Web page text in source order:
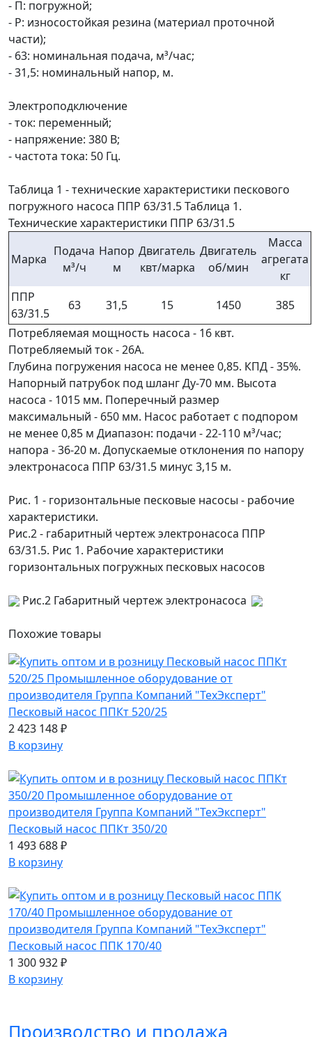
- П: погружной;
- Р: износостойкая резина (материал проточной
части);
- 63: номинальная подача, м³/час;
- 31,5: номинальный напор, м.
Электроподключение
- ток: переменный;
- напряжение: 380 В;
- частота тока: 50 Гц.
Таблица 1 - технические характеристики пескового
погружного насоса ППР 63/31.5 Таблица 1.
Технические характеристики ППР 63/31.5
Марка
Подача
м³/ч
Напор
м
Двигатель
квт/марка
Двигатель
об/мин
Масса
агрегата
кг
ППР
63/31.5
63 31,5 15 1450
385
Потребляемая мощность насоса - 16 квт.
Потребляемый ток - 26А.
Глубина погружения насоса не менее 0,85. КПД - 35%.
Напорный патрубок под шланг Ду-70 мм. Высота
насоса - 1015 мм. Поперечный размер
максимальный - 650 мм. Насос работает с подпором
не менее 0,85 м Диапазон: подачи - 22-110 м³/час;
напора - 36-20 м. Допускаемые отклонения по напору
электронасоса ППР 63/31.5 минус 3,15 м.
Рис. 1 - горизонтальные песковые насосы - рабочие
характеристики.
Рис.2 - габаритный чертеж электронасоса ППР
63/31.5. Рис 1. Рабочие характеристики
горизонтальных погружных песковых насосов
Рис.2 Габаритный чертеж электронасоса
Похожиетовары
Песковый насос ППКт 520/25
2 423 148 ₽
В корзину
Песковый насос ППКт 350/20
1 493 688 ₽
В корзину
Песковый насос ППК 170/40
1 300 932 ₽
В корзину
Производство и продажа